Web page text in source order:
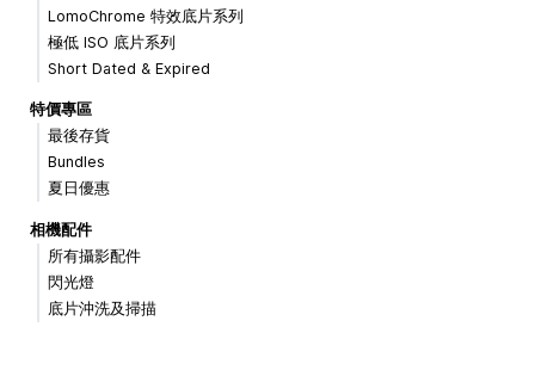
LomoChrome 特效底片系列
極低 ISO 底片系列
Short Dated & Expired
特價專區
最後存貨
Bundles
夏日優惠
相機配件
所有攝影配件
閃光燈
底片沖洗及掃描